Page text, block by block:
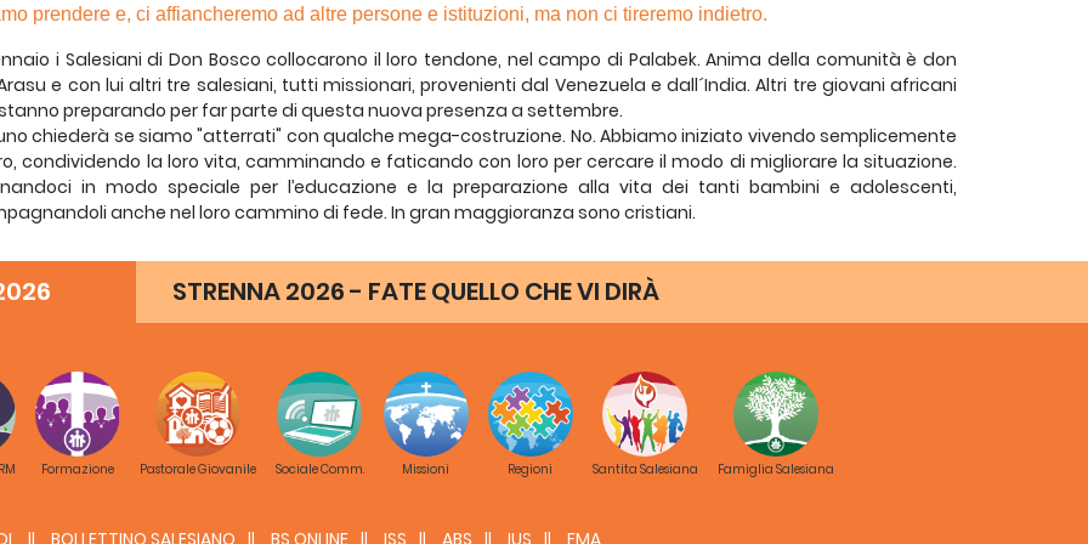
prendere e, ci affiancheremo ad altre persone e istituzioni, ma non ci tireremo indietro.
i Salesiani di Don Bosco collocarono il loro tendone, nel campo di Palabek. Anima della comunità è don
e con lui altri tre salesiani, tutti missionari, provenienti dal Venezuela e dall´India. Altri tre giovani africani
preparando per far parte di questa nuova presenza a settembre.
chiederà se siamo "atterrati" con qualche mega-costruzione. No. Abbiamo iniziato vivendo semplicemente
condividendo la loro vita, camminando e faticando con loro per cercare il modo di migliorare la situazione.
in modo speciale per l’educazione e la preparazione alla vita dei tanti bambini e adolescenti,
anche nel loro cammino di fede. In gran maggioranza sono cristiani.
centri di formazione professionale e professionale, oratori e centri giovanili salesiani. Vedremo quali misure
prendere e, ci affiancheremo ad altre persone e istituzioni, ma non ci tireremo indietro.
mondo.
è un´autentica città mobile, di tende e capannoni. I cattolici hanno fatto un gesto di generosità donando sei
di terra per la costruzione di cappelle e opere educative per bambini e giovani. Anche la piccola
cui vivono padre Arasu e gli altri missionari è stata fatta dai profughi del campo. Per quanto riguarda il cibo, il
don Lasarte dice: «Non sono i Salesiani che distribuiscono cibo, ma i rifugiati che sostengono i Salesiani e
STRENNA 2026 - FATE QUELLO CHE VI DIRÀ
Formazione Pastorale Giovanile Sociale Comm. Missioni Regioni Santita Salesiana Famiglia Salesiana